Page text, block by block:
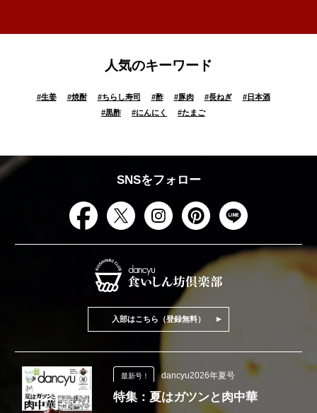
人気のキーワード
#生姜 #焼酎 #ちらし寿司 #酢 #豚肉 #長ねぎ #日本酒
#黒酢 #にんにく #たまご
SNSをフォロー
入部はこちら（登録無料）
最新号！ dancyu2026年夏号
特集：夏はガツンと肉中華